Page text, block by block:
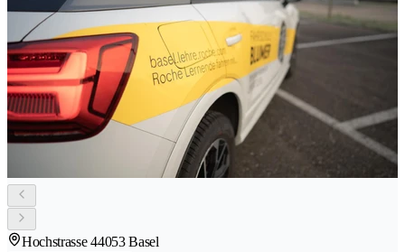
Hochstrasse 44053 Basel